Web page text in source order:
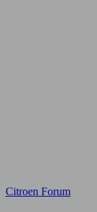
Citroen Forum